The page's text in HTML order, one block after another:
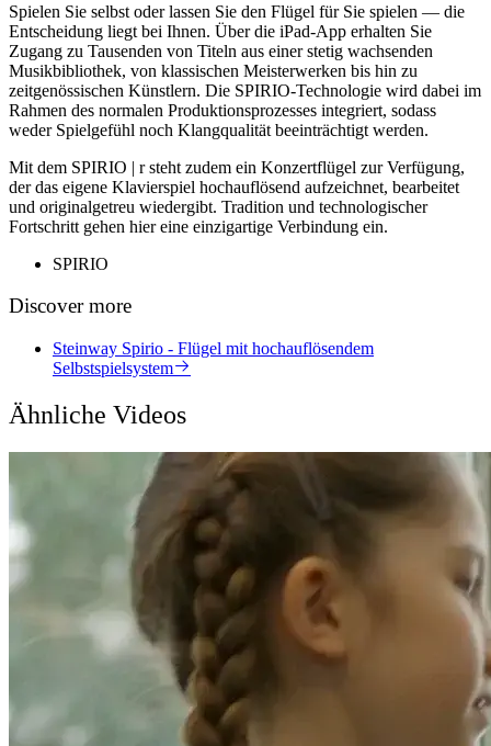
Spielen Sie selbst oder lassen Sie den Flügel für Sie spielen — die
Entscheidung liegt bei Ihnen. Über die iPad-App erhalten Sie
Zugang zu Tausenden von Titeln aus einer stetig wachsenden
Musikbibliothek, von klassischen Meisterwerken bis hin zu
zeitgenössischen Künstlern. Die SPIRIO-Technologie wird dabei im
Rahmen des normalen Produktionsprozesses integriert, sodass
weder Spielgefühl noch Klangqualität beeinträchtigt werden.
Mit dem SPIRIO | r steht zudem ein Konzertflügel zur Verfügung,
der das eigene Klavierspiel hochauflösend aufzeichnet, bearbeitet
und originalgetreu wiedergibt. Tradition und technologischer
Fortschritt gehen hier eine einzigartige Verbindung ein.
SPIRIO
Discover more
Steinway Spirio - Flügel mit hochauflösendem
Selbstspielsystem
Ähnliche Videos